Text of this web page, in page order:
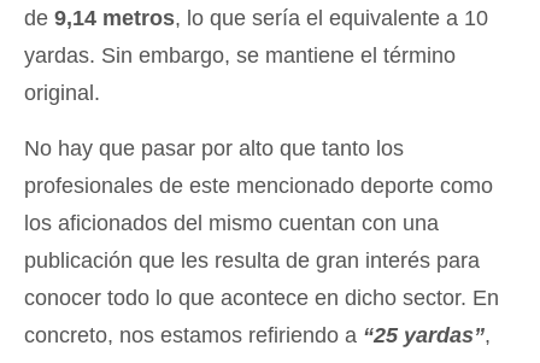
de 9,14 metros, lo que sería el equivalente a 10
yardas. Sin embargo, se mantiene el término
original.
No hay que pasar por alto que tanto los
profesionales de este mencionado deporte como
los aficionados del mismo cuentan con una
publicación que les resulta de gran interés para
conocer todo lo que acontece en dicho sector. En
concreto, nos estamos refiriendo a “25 yardas”,